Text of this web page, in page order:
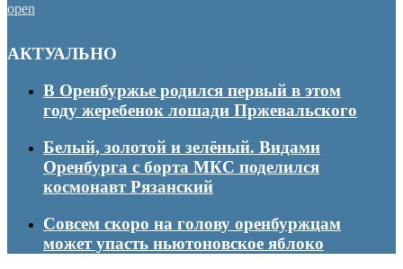
open
АКТУАЛЬНО
В Оренбуржье родился первый в этом
году жеребенок лошади Пржевальского
Белый, золотой и зелёный. Видами
Оренбурга с борта МКС поделился
космонавт Рязанский
Совсем скоро на голову оренбуржцам
может упасть ньютоновское яблоко